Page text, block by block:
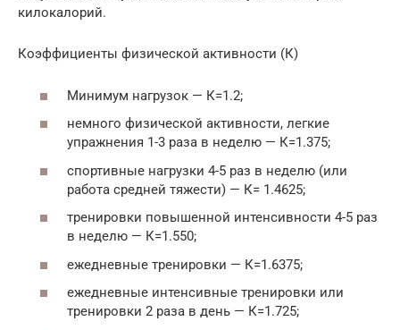
килокалорий.
Коэффициенты физической активности (К)
Минимум нагрузок — К=1.2;
немного физической активности, легкие
упражнения 1-3 раза в неделю — К=1.375;
спортивные нагрузки 4-5 раз в неделю (или
работа средней тяжести) — К= 1.4625;
тренировки повышенной интенсивности 4-5 раз
в неделю — К=1.550;
ежедневные тренировки — К=1.6375;
ежедневные интенсивные тренировки или
тренировки 2 раза в день — К=1.725;